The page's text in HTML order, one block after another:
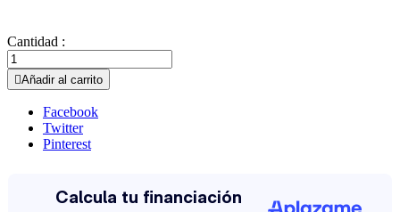
Cantidad :
Añadir al carrito
Facebook
Twitter
Pinterest